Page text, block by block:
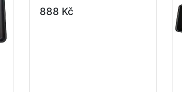
888 Kč